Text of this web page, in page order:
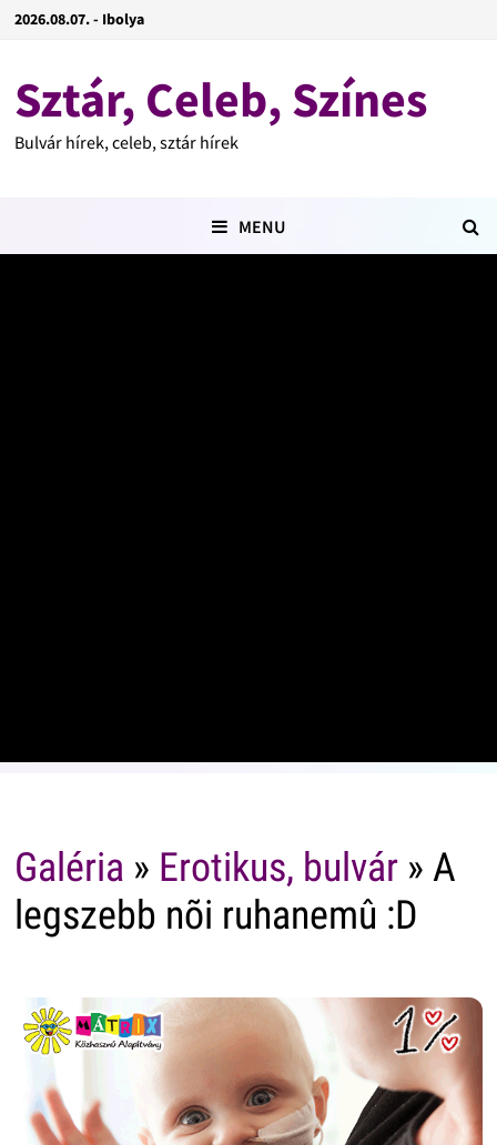
2026.08.07. - Ibolya
Sztár, Celeb, Színes
Bulvár hírek, celeb, sztár hírek
MENU
Galéria » Erotikus, bulvár» A
legszebb nõi ruhanemû :D